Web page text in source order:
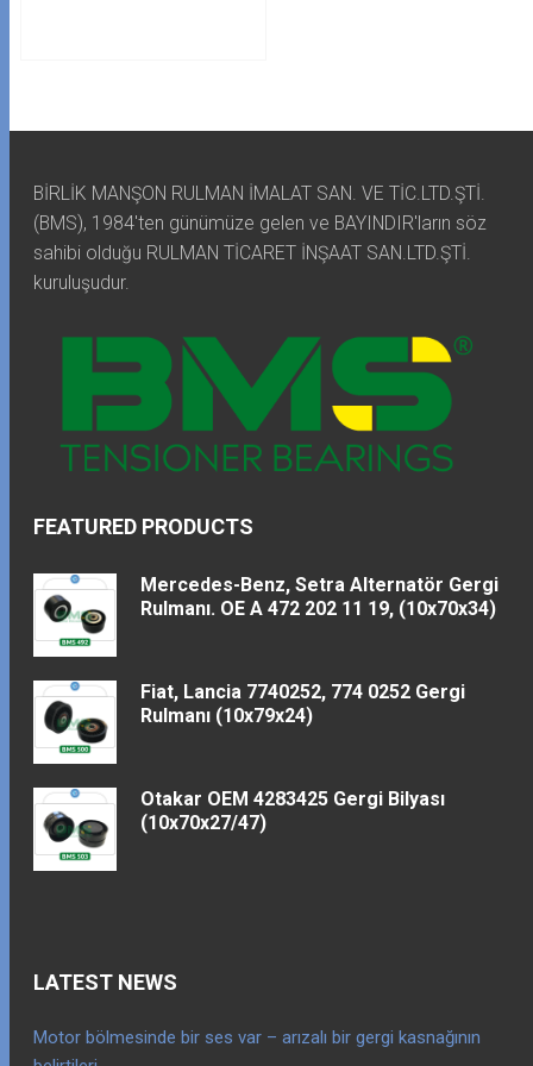
BİRLİK MANŞON RULMAN İMALAT SAN. VE TİC.LTD.ŞTİ.
(BMS), 1984'ten günümüze gelen ve BAYINDIR'ların söz
sahibi olduğu RULMAN TİCARET İNŞAAT SAN.LTD.ŞTİ.
kuruluşudur.
FEATURED PRODUCTS
Mercedes-Benz, Setra Alternatör Gergi
Rulmanı. OE A 472 202 11 19, (10x70x34)
Fiat, Lancia 7740252, 774 0252 Gergi
Rulmanı (10x79x24)
Otakar OEM 4283425 Gergi Bilyası
(10x70x27/47)
LATEST NEWS
Motor bölmesinde bir ses var – arızalı bir gergi kasnağının